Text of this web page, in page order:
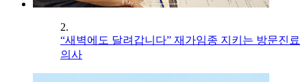
2.
“새벽에도 달려갑니다” 재가임종 지키는 방문진료
의사